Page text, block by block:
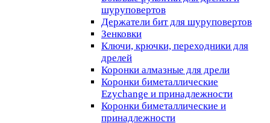
шуруповертов
Держатели бит для шуруповертов
Зенковки
Ключи, крючки, переходники для
дрелей
Коронки алмазные для дрели
Коронки биметаллические
Ezychange и принадлежности
Коронки биметаллические и
принадлежности